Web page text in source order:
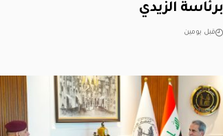
برئاسة الزيدي
قبل يومين